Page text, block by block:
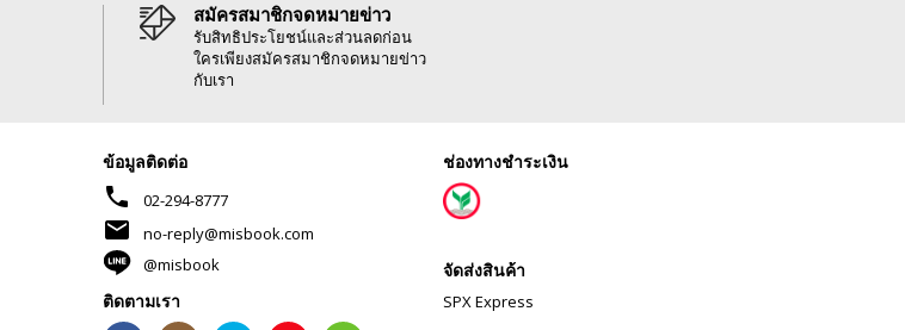
สมัครสมาชิกจดหมายข่าว
รับสิทธิประโยชน์และส่วนลดก่อน
ใครเพียงสมัครสมาชิกจดหมายข่าว
กับเรา
ข้อมูลติดต่อ
phone 02-294-8777
mail
no-reply@misbook.com
@misbook
ติดตามเรา
ช่องทางชำระเงิน
จัดส่งสินค้า
SPX Express